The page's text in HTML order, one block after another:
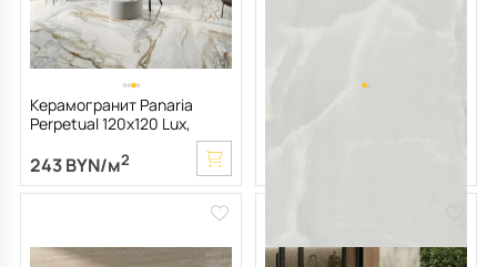
Керамогранит Panaria
Perpetual 120х120 Lux,
243 BYN/м2